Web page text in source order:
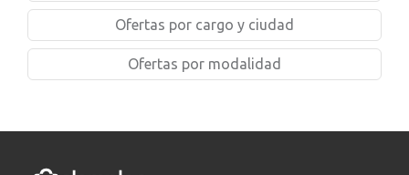
Ofertas por cargo y ciudad
Ofertas por modalidad